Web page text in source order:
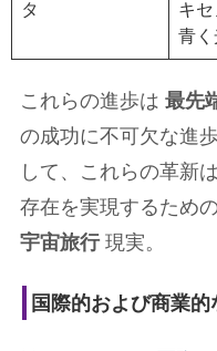
タ
キセ
青く
これらの進歩は 最先
の成功に不可欠な進
して、これらの革新
存在を実現するため
宇宙旅行現実。
国際的および商業